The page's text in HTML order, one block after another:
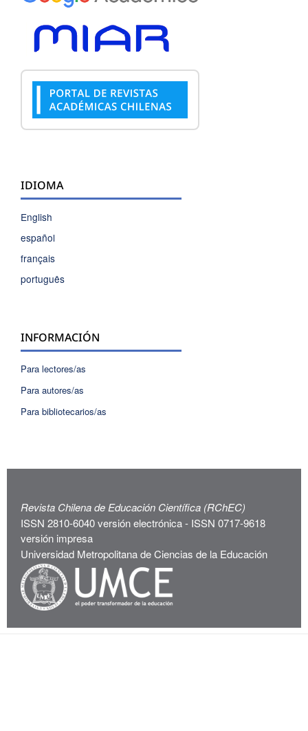
IDIOMA
English
español
français
português
INFORMACIÓN
Para lectores/as
Para autores/as
Para bibliotecarios/as
Revista Chilena de Educación Científica (RChEC)
ISSN 2810-6040 versión electrónica - ISSN 0717-9618
versión impresa
Universidad Metropolitana de Ciencias de la Educación